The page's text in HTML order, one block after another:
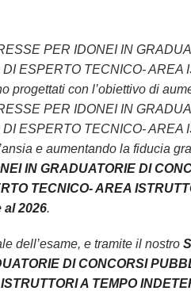
PER IDONEI IN
ESPERTO TECNICO- AREA
progettati con l’obiettivo di
PER IDONEI IN
ESPERTO TECNICO- AREA
e aumentando la fiducia
IN GRADUATORIE DI
TECNICO- AREA
al 2026.
dell’esame, e tramite il nostro
DI CONCORSI
A TEMPO